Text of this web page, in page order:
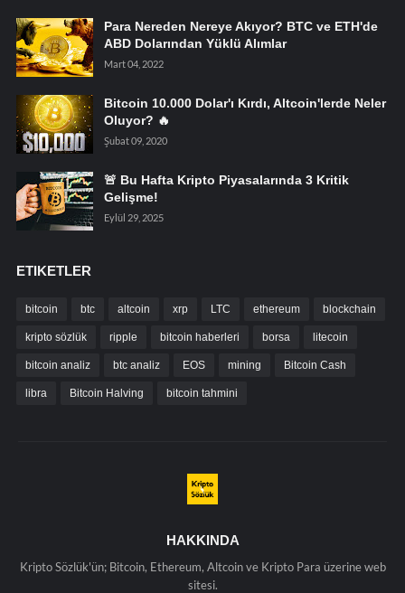
Para Nereden Nereye Akıyor? BTC ve ETH'de
ABD Dolarından Yüklü Alımlar
Mart 04, 2022
Bitcoin 10.000 Dolar'ı Kırdı, Altcoin'lerde Neler
Oluyor? 🔥
Şubat 09, 2020
🚨 Bu Hafta Kripto Piyasalarında 3 Kritik
Gelişme!
Eylül 29, 2025
ETIKETLER
bitcoin btc altcoin xrp LTC ethereum blockchain
kripto sözlük ripple bitcoin haberleri borsa litecoin
bitcoin analiz btc analiz EOS mining Bitcoin Cash
libra Bitcoin Halving bitcoin tahmini
HAKKINDA
Kripto Sözlük'ün; Bitcoin, Ethereum, Altcoin ve Kripto Para üzerine web
sitesi.